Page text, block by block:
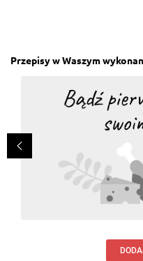
Przepisy w Waszym